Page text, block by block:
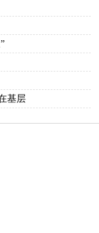
基层